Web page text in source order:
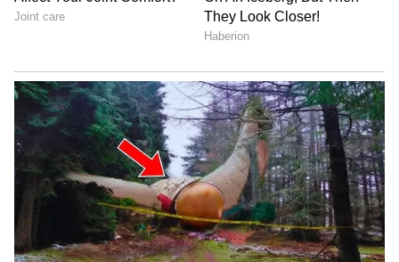
Image Credit :X
ಕೇವಲ 11,000 ರೂ. ಬುಕ್ಕಿಂಗ್ ಮೊತ್ತ
ಲಭ್ಯವಿರುವ ಅಧಿಕೃತ ಮಾಹಿತಿಯ ಪ್ರಕಾರ, ನೀವು ಕೇವಲ
ಹನ್ನೊಂದು ಸಾವಿರ ರೂಪಾಯಿಗಳ (Rs 11,000) ಬುಕ್ಕಿಂಗ್